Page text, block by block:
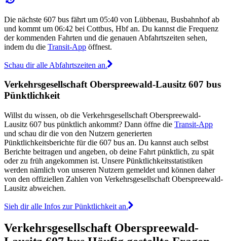
Die nächste 607 bus fährt um 05:40 von Lübbenau, Busbahnhof ab
und kommt um 06:42 bei Cottbus, Hbf an. Du kannst die Frequenz
der kommenden Fahrten und die genauen Abfahrtszeiten sehen,
indem du die Transit-App öffnest.
Schau dir alle Abfahrtszeiten an.
Verkehrsgesellschaft Oberspreewald-Lausitz 607 bus
Pünktlichkeit
Willst du wissen, ob die Verkehrsgesellschaft Oberspreewald-
Lausitz 607 bus pünktlich ankommt? Dann öffne die Transit-App
und schau dir die von den Nutzern generierten
Pünktlichkeitsberichte für die 607 bus an. Du kannst auch selbst
Berichte beitragen und angeben, ob deine Fahrt pünktlich, zu spät
oder zu früh angekommen ist. Unsere Pünktlichkeitsstatistiken
werden nämlich von unseren Nutzern gemeldet und können daher
von den offiziellen Zahlen von Verkehrsgesellschaft Oberspreewald-
Lausitz abweichen.
Sieh dir alle Infos zur Pünktlichkeit an.
Verkehrsgesellschaft Oberspreewald-